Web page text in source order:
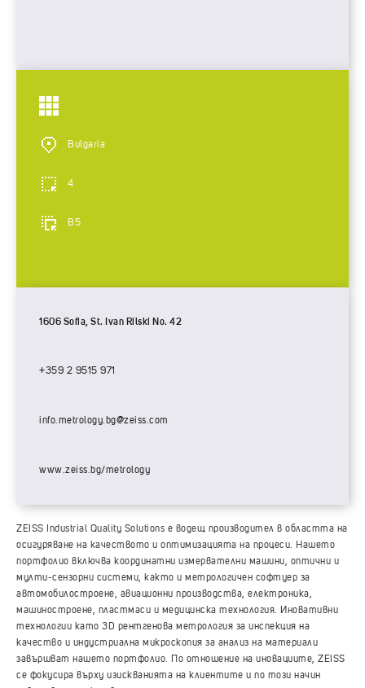
Bulgaria
4
B5
1606 Sofia, St. Ivan Rilski No. 42
+359 2 9515 971
info.metrology.bg@zeiss.com
www.zeiss.bg/metrology
ZEISS Industrial Quality Solutions е водещ производител в областта на
осигуряване на качеството и оптимизацията на процеси. Нашето
портфолио включва координатни измервателни машини, оптични и
мулти-сензорни системи, както и метрологичен софтуер за
автомобилостроене, авиационни производства, електроника,
машиностроене, пластмаси и медицинска технология. Иновативни
технологии като 3D рентгенова метрология за инспекция на
качество и индустриална микроскопия за анализ на материали
завършват нашето портфолио. По отношение на иновациите, ZEISS
се фокусира върху изискванията на клиентите и по този начин